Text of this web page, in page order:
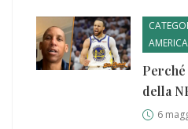
della
6